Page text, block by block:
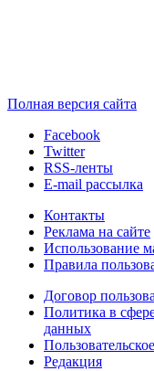
Полная версия сайта
Facebook
Twitter
RSS-ленты
E-mail рассылка
Контакты
Реклама на сайте
Использование
Правила
Договор
Политика в
данных
Редакция